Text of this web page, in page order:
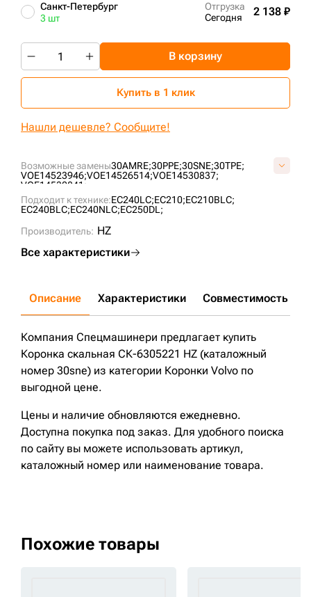
Возможные замены30AMRE;30PPE;30SNE;30TPE;
VOE14523946;VOE14526514;VOE14530837;
VOE14530841;
Подходит к технике:EC240LC;EC210;EC210BLC;
EC240BLC;EC240NLC;EC250DL;
Производитель: HZ
Все характеристики
Санкт-Петербург
3 шт
Отгрузка
Сегодня
2 138 ₽
В корзину
Купить в 1 клик
Нашли дешевле? Сообщите!
Описание Характеристики Совместимость
Компания Спецмашинери предлагает купить
Коронка скальная СК-6305221 HZ (каталожный
номер 30sne) из категории Коронки Volvo по
выгодной цене.
Цены и наличие обновляются ежедневно.
Доступна покупка под заказ. Для удобного поиска
по сайту вы можете использовать артикул,
каталожный номер или наименование товара.
Похожие товары